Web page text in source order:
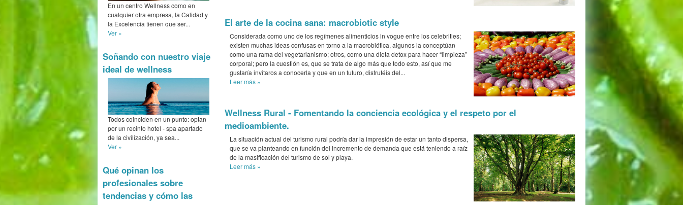
En un centro Wellness como en
cualquier otra empresa, la Calidad y
la Excelencia tienen que ser...
Ver »
Soñando con nuestro viaje
ideal de wellness
Todos coinciden en un punto: optan
por un recinto hotel - spa apartado
de la civilización, ya sea...
Ver »
Qué opinan los
profesionales sobre
tendencias y cómo las
El arte de la cocina sana: macrobiotic style
Considerada como uno de los regímenes alimenticios in vogue entre los celebrities;
existen muchas ideas confusas en torno a la macrobiótica, algunos la conceptúan
como una rama del vegetarianismo; otros, como una dieta detox para hacer “limpieza”
corporal; pero la cuestión es, que se trata de algo más que todo esto, así que me
gustaría invitaros a conocerla y que en un futuro, disfrutéis del...
Leer más »
Wellness Rural - Fomentando la conciencia ecológica y el respeto por el
medioambiente.
La situación actual del turismo rural podría dar la impresión de estar un tanto dispersa,
que se va planteando en función del incremento de demanda que está teniendo a raíz
de la masificación del turismo de sol y playa.
Leer más »